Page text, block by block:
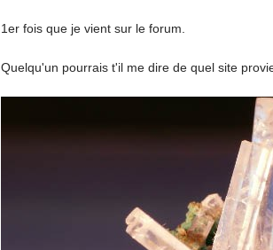
1er fois que je vient sur le forum.
Quelqu'un pourrais t'il me dire de quel site